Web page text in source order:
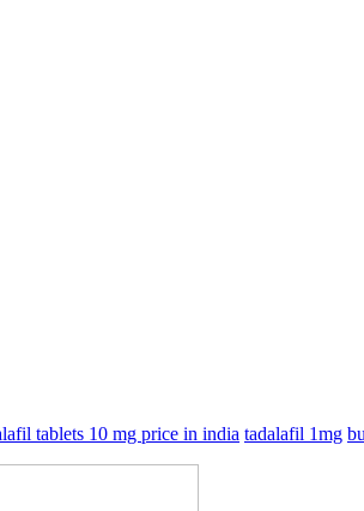
tablets 10 mg price in india tadalafil 1mg